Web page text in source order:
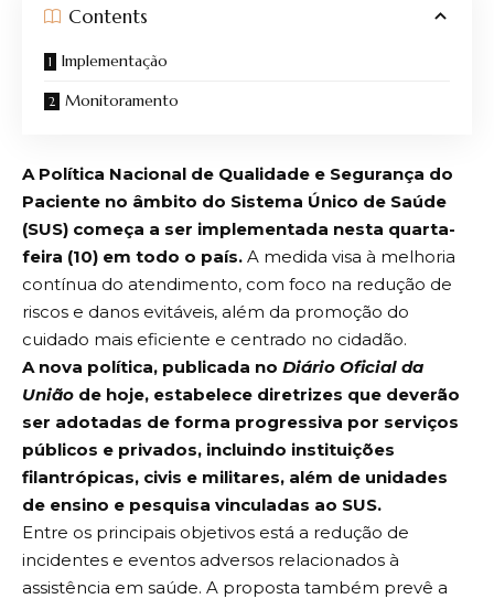
Contents
Implementação
Monitoramento
A Política Nacional de Qualidade e Segurança do
Paciente no âmbito do Sistema Único de Saúde
(SUS) começa a ser implementada nesta quarta-
feira (10) em todo o país. A medida visa à melhoria
contínua do atendimento, com foco na redução de
riscos e danos evitáveis, além da promoção do
cuidado mais eficiente e centrado no cidadão.
A nova política, publicada no Diário Oficial da
União de hoje, estabelece diretrizes que deverão
ser adotadas de forma progressiva por serviços
públicos e privados, incluindo instituições
filantrópicas, civis e militares, além de unidades
de ensino e pesquisa vinculadas ao SUS.
Entre os principais objetivos está a redução de
incidentes e eventos adversos relacionados à
assistência em saúde. A proposta também prevê a